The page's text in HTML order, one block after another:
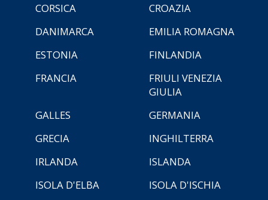
CORSICA
CROAZIA
DANIMARCA
EMILIA ROMAGNA
ESTONIA
FINLANDIA
FRANCIA
FRIULI VENEZIA
GIULIA
GALLES
GERMANIA
GRECIA
INGHILTERRA
IRLANDA
ISLANDA
ISOLA D'ELBA
ISOLA D'ISCHIA